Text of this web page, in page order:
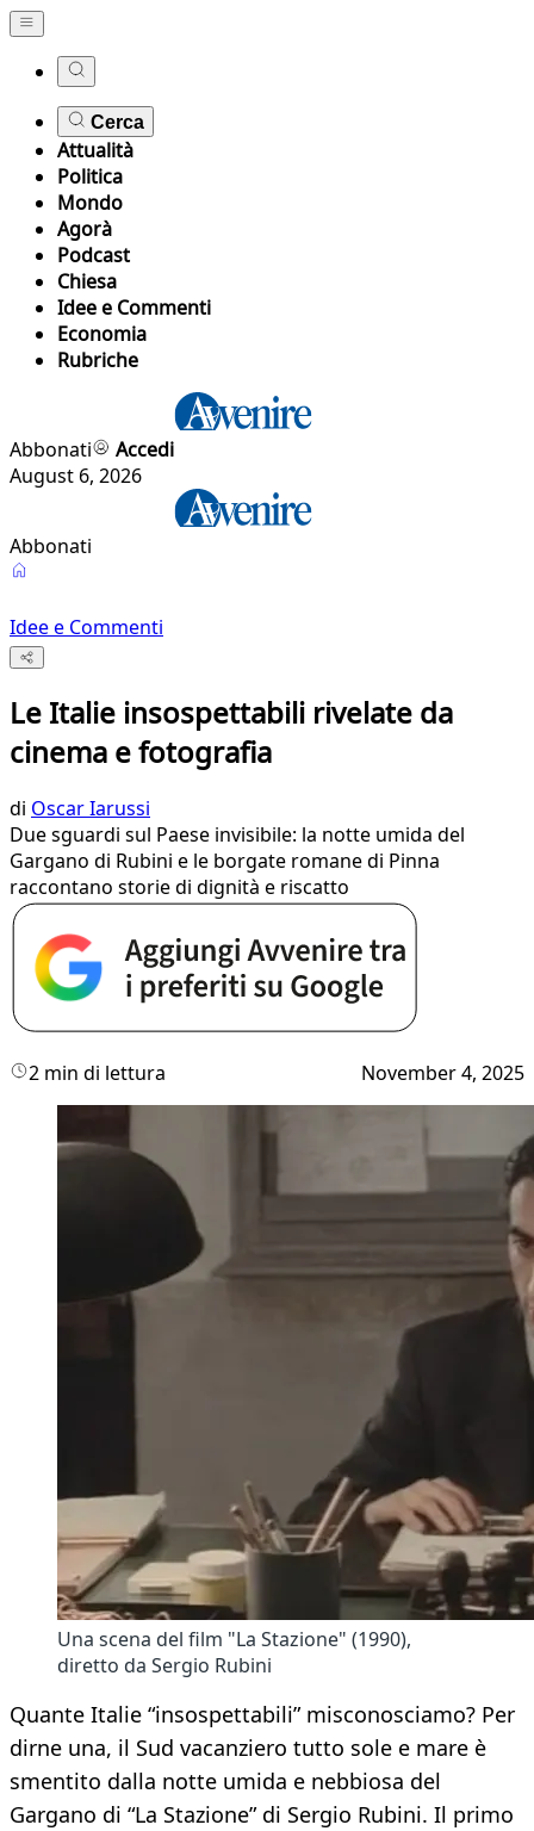
Cerca
Attualità
Politica
Mondo
Agorà
Podcast
Chiesa
Idee e Commenti
Economia
Rubriche
Abbonati
Accedi
August 6, 2026
Abbonati
Idee e Commenti
Le Italie insospettabili rivelate da
cinema e fotografia
di Oscar Iarussi
Due sguardi sul Paese invisibile: la notte umida del
Gargano di Rubini e le borgate romane di Pinna
raccontano storie di dignità e riscatto
2 min di lettura November 4, 2025
Una scena del film "La Stazione" (1990),
diretto da Sergio Rubini
Quante Italie “insospettabili” misconosciamo? Per
dirne una, il Sud vacanziero tutto sole e mare è
smentito dalla notte umida e nebbiosa del
Gargano di “La Stazione” di Sergio Rubini. Il primo